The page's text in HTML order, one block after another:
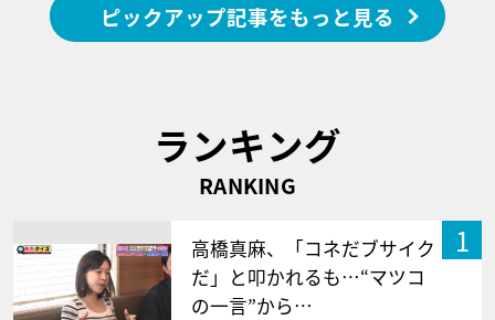
ピックアップ記事をもっと見る
ランキング
RANKING
1
高橋真麻、「コネだブサイク
だ」と叩かれるも…“マツコ
の一言”から…